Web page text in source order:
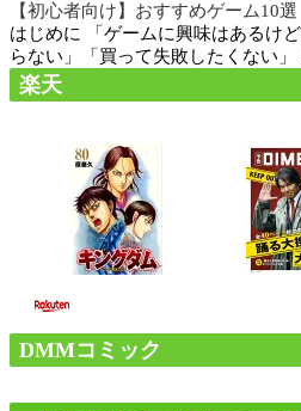
【初心者向け】おすすめゲーム10
はじめに 「ゲームに興味はあるけ
らない」「買って失敗したくない
楽天
DMMコミック